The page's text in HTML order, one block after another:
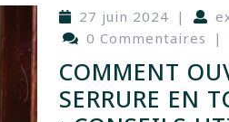
27 juin 2024 |
0 Commentaires
|
COMMENT
SERRURE EN